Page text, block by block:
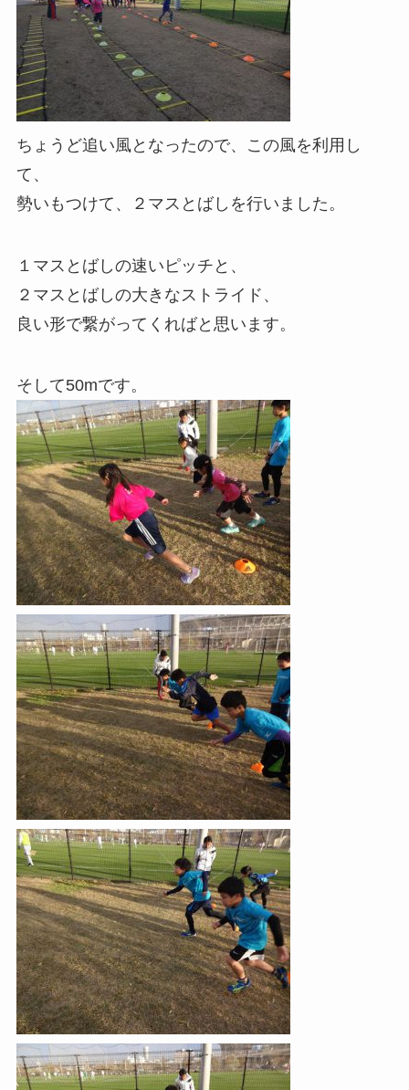
ちょうど追い風となったので、この風を利用し
て、
勢いもつけて、２マスとばしを行いました。
１マスとばしの速いピッチと、
２マスとばしの大きなストライド、
良い形で繋がってくればと思います。
そして50mです。